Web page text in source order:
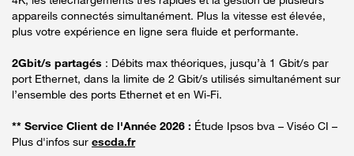
appareils connectés simultanément. Plus la vitesse est élevée,
plus votre expérience en ligne sera fluide et performante.
2Gbit/s partagés : Débits max théoriques, jusqu’à 1 Gbit/s par
port Ethernet, dans la limite de 2 Gbit/s utilisés simultanément sur
l’ensemble des ports Ethernet et en Wi-Fi.
** Service Client de l'Année 2026 : Étude Ipsos bva – Viséo CI –
Plus d'infos sur escda.fr